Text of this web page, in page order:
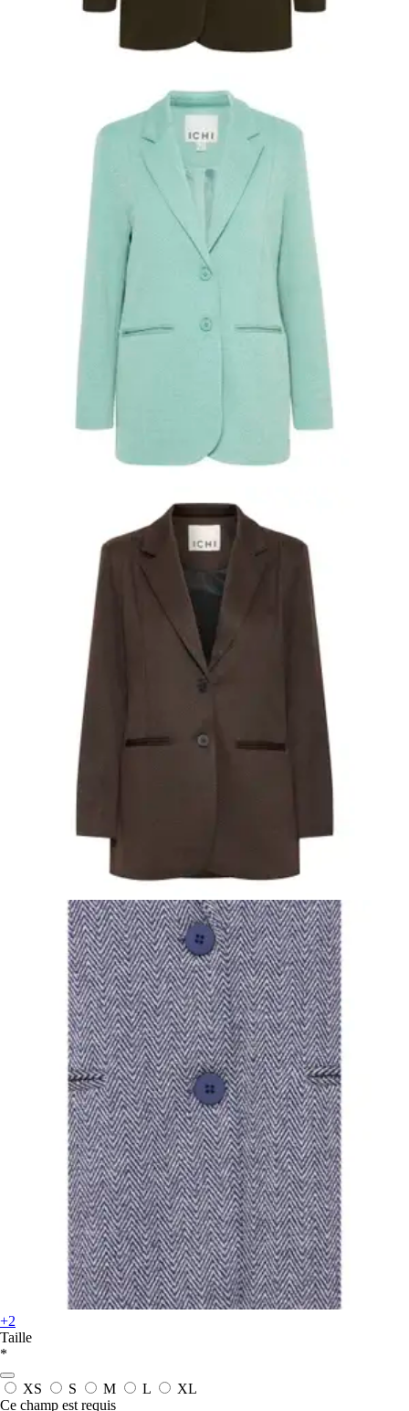
+2
Taille
*
XS S M L
XL
Ce champ est requis